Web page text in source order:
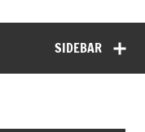
SIDEBAR